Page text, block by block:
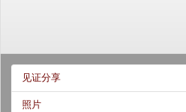
见证分享
照片